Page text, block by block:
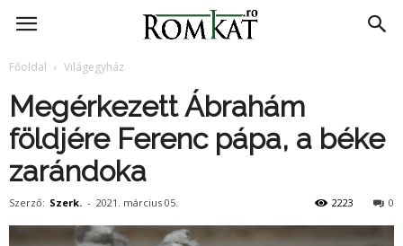
RomKat.ro
Főoldal Világegyház
Megérkezett Ábrahám
földjére Ferenc pápa, a béke
zarándoka
Szerző: Szerk. - 2021. március 05. 0
2223